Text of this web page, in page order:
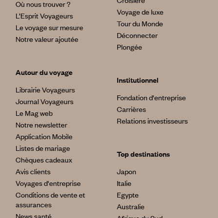
Où nous trouver ?
L’Esprit Voyageurs
Le voyage sur mesure
Notre valeur ajoutée
Autour du voyage
Librairie Voyageurs
Journal Voyageurs
Le Mag web
Notre newsletter
Application Mobile
Listes de mariage
Chèques cadeaux
Avis clients
Voyages d'entreprise
Conditions de vente et
assurances
Voyage de luxe
Tour du Monde
Déconnecter
Plongée
Institutionnel
Fondation d'entreprise
Carrières
Relations investisseurs
Top destinations
Japon
Italie
Egypte
Australie